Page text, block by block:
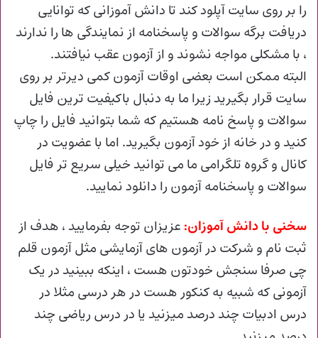
را بر روی سایت آپلود کند تا دانش آموزانی که توانایی
دریافت برگه سوالات و پاسخنامه از نمایندگی ها را ندارند
، با مشکلی مواجه نشوند و از آزمون عقب نیافتند.
البته ممکن است بعضی اوقات آزمون کمی دیرتر بر روی
سایت قرار بگیرید زیرا ما به دنبال باکیفیت ترین فایل
سوالات و پاسخ نامه هستیم که شما بتوانید فایل را چاپ
کنید و در خانه از خود آزمون بگیرید. اما با عضویت در
کانال و گروه تلگرامی ما می توانید خیلی سریع تر فایل
سوالات و پاسخنامه آزمون را دانلود نمایید.
سخنی با دانش آموزان: عزیزان توجه بفرمایید ، هدف از
ثبت نام و شرکت در آزمون های آزمایشی مثل آزمون قلم
چی صرفا سنجش خودتون هست ، اینکه ببینید در یک
آزمونی که شبیه به کنکور هست در هر درسی مثلا در
درس ادبیات چند درصد میزنید یا در درس ریاضی چند